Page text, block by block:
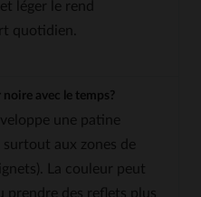
léger le rend
quotidien.
avec le temps?
une patine
aux zones de
La couleur peut
prendre des reflets plus